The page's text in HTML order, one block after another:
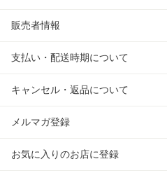
キッズベビー・マタニティ
レディースファッション
ダイエット・健康 (9 )
インナー・ルームウェア
販売者情報
支払い・配送時期について
キャンセル・返品について
メルマガ登録
お気に入りのお店に登録